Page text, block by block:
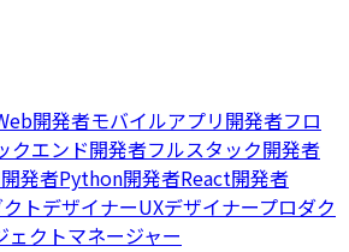
開発者モバイルアプリ開発者フロ
クエンド開発者フルスタック開発者
発者Python開発者React開発者
トデザイナーUXデザイナープロダク
ェクトマネージャー